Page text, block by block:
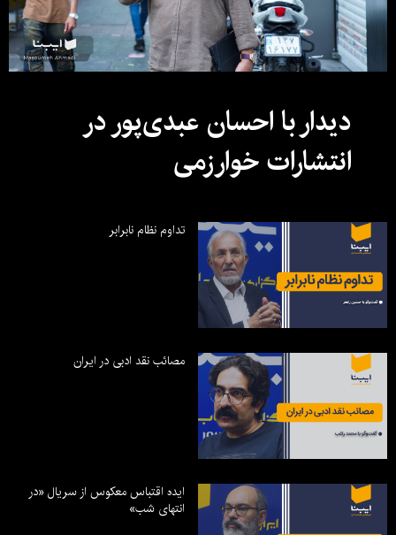
دیدار با احسان عبدی‌پور در
انتشارات خوارزمی
تداوم نظام نابرابر
مصائب نقد ادبی در ایران
ایده اقتباس معکوس از سریال «در
انتهای شب»